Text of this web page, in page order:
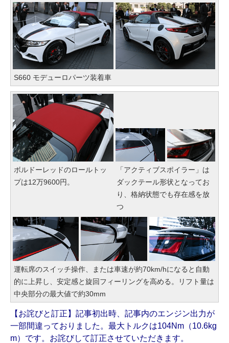
S660 モデューロパーツ装着車
ボルドーレッドのロールトッ
プは12万9600円。
「アクティブスポイラー」は
ダックテール形状となってお
り、格納状態でも存在感を放
つ
運転席のスイッチ操作、または車速が約70km/hになると自動
的に上昇し、安定感と旋回フィーリングを高める。リフト量は
中央部分の最大値で約30mm
【お詫びと訂正】記事初出時、記事内のエンジン出力が
一部間違っておりました。最大トルクは104Nm（10.6kg
m）です。お詫びして訂正させていただきます。